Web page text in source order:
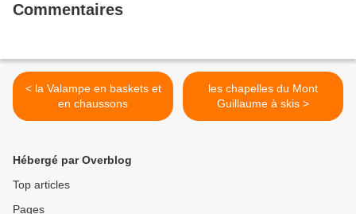
Commentaires
< la Valampe en baskets et
en chaussons
les chapelles du Mont
Guillaume à skis >
Hébergé par Overblog
Top articles
Pages